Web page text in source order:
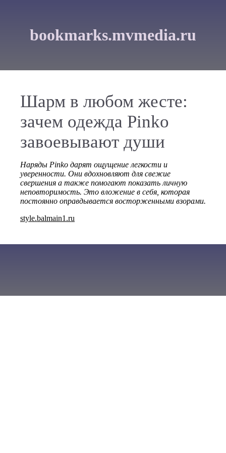
bookmarks.mvmedia.ru
Шарм в любом жесте:
зачем одежда Pinko
завоевывают души
Наряды Pinko дарят ощущение легкости и
уверенности. Они вдохновляют для свежие
свершения а также помогают показать личную
неповторимость. Это вложение в себя, которая
постоянно оправдывается восторженными взорами.
style.balmain1.ru